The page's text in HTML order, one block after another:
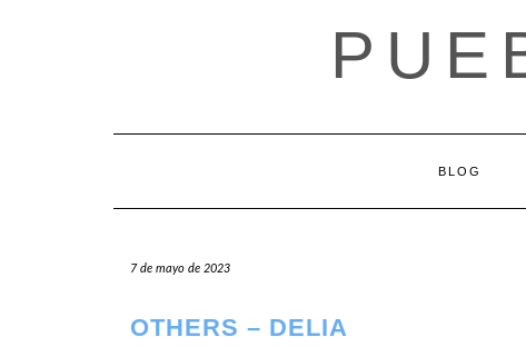
BLOG
7 de mayo de 2023
OTHERS – DELIA